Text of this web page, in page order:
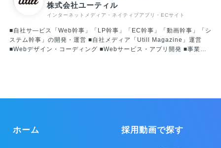
選定アドバイスや連携のためのAPI開発などの支援サービスを行って
います。 ホテルや旅館、ゲストハウスなど約300施設の契約実績があ
ています。 ◎アウトソーシング事業 アウトソーシング事業は、主に
サービス業クライアントの一部業務を当社が請負い遂行するサービス
です。クライアント、ベトナムのグループ会社、当社の3者で一つの
り組みを行っています。 ◎プロダクト事業 プロダクト事業は、クラ
を展開しています。UI/UXが優れたデザインを重視し、高い価値を実
株式会社ユーティル
インターネットメディア・ネイティブアプリ・ECサイト
■自社サ―ビス「Web幹事」「LP幹事」「EC幹事」「動画幹事」「シ
ステム幹事」の開発・運営 ■自社メディア「Utill Magazine」運営
■Webデザイン・コーディング ■Webサービス・アプリ開発 ■事業支
ホーム 採用動画で探す